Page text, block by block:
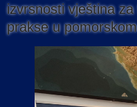
izvrsnosti vještina
prakse u